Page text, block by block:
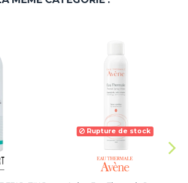
Rupture de stock